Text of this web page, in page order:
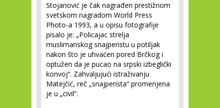
Stojanović je čak nagrađen prestižnom
svetskom nagradom World Press
Photo-a 1993, a u opisu fotografije
pisalo je: „Policajac strelja
muslimanskog snajperistu u potiljak
nakon što je uhvaćen pored Brčkog i
optužen da je pucao na srpski izbeglički
konvoj“. Zahvaljujući istraživanju
Matejčić, reč „snajperista“ promenjena
je u „civil“.